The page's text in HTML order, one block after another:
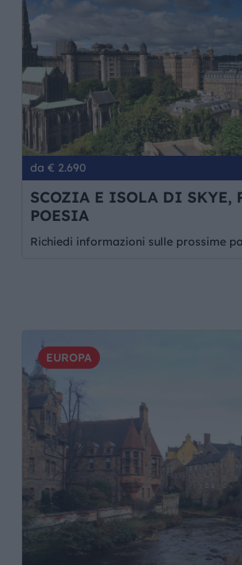
da € 2.690
SCOZIA E ISOLA DI SKYE,
POESIA
Richiedi informazioni sulle prossime
EUROPA